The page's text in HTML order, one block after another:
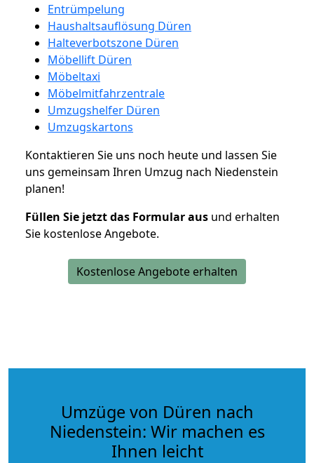
Entrümpelung
Haushaltsauflösung Düren
Halteverbotszone Düren
Möbellift Düren
Möbeltaxi
Möbelmitfahrzentrale
Umzugshelfer Düren
Umzugskartons
Kontaktieren Sie uns noch heute und lassen Sie
uns gemeinsam Ihren Umzug nach Niedenstein
planen!
Füllen Sie jetzt das Formular aus und erhalten
Sie kostenlose Angebote.
Kostenlose Angebote erhalten
Umzüge von Düren nach
Niedenstein: Wir machen es
Ihnen leicht